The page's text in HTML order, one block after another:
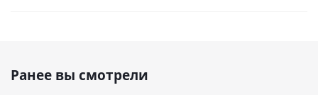
Ранее вы смотрели